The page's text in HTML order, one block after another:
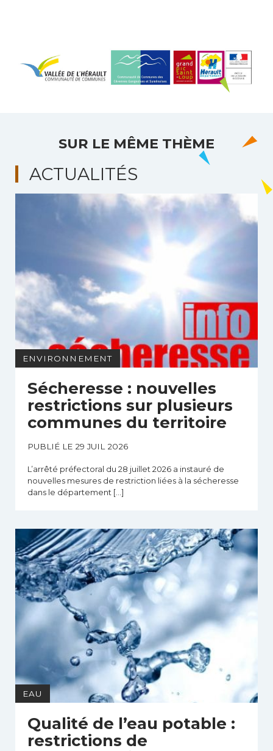
SUR LE MÊME THÈME
ACTUALITÉS
ENVIRONNEMENT
Sécheresse : nouvelles
restrictions sur plusieurs
communes du territoire
PUBLIÉ LE 29 JUIL 2026
L’arrêté préfectoral du 28 juillet 2026 a instauré de
nouvelles mesures de restriction liées à la sécheresse
dans le département […]
EAU
Qualité de l’eau potable :
restrictions de